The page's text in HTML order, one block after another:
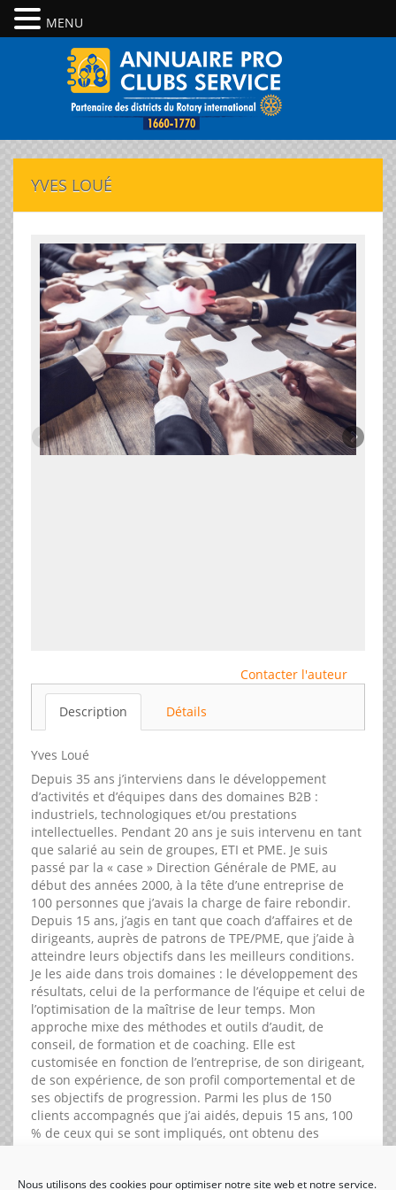
Nous utilisons des cookies pour optimiser notre site web et notre service.
YVES LOUÉ
Contacter l'auteur
Description Détails
Yves Loué
Depuis 35 ans j’interviens dans le développement
d’activités et d’équipes dans des domaines B2B :
industriels, technologiques et/ou prestations
intellectuelles. Pendant 20 ans je suis intervenu en tant
que salarié au sein de groupes, ETI et PME. Je suis
passé par la « case » Direction Générale de PME, au
début des années 2000, à la tête d’une entreprise de
100 personnes que j’avais la charge de faire rebondir.
Depuis 15 ans, j’agis en tant que coach d’affaires et de
dirigeants, auprès de patrons de TPE/PME, que j’aide à
atteindre leurs objectifs dans les meilleurs conditions.
Je les aide dans trois domaines : le développement des
résultats, celui de la performance de l’équipe et celui de
l’optimisation de la maîtrise de leur temps. Mon
approche mixe des méthodes et outils d’audit, de
conseil, de formation et de coaching. Elle est
customisée en fonction de l’entreprise, de son dirigeant,
de son expérience, de son profil comportemental et de
ses objectifs de progression. Parmi les plus de 150
clients accompagnés que j’ai aidés, depuis 15 ans, 100
% de ceux qui se sont impliqués, ont obtenu des
MENU